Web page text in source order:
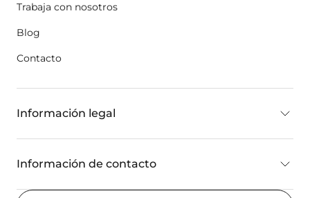
Trabaja con nosotros
Blog
Contacto
Información legal
Información de contacto